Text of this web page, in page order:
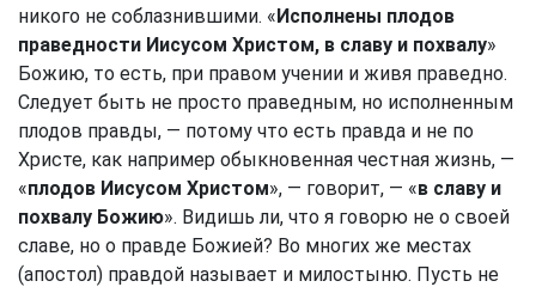
никого не соблазнившими. «Исполнены плодов
праведности Иисусом Христом, в славу и похвалу»
Божию, то есть, при правом учении и живя праведно.
Следует быть не просто праведным, но исполненным
плодов правды, — потому что есть правда и не по
Христе, как например обыкновенная честная жизнь, —
«плодов Иисусом Христом», — говорит, — «в славу и
похвалу Божию». Видишь ли, что я говорю не о своей
славе, но о правде Божией? Во многих же местах
(апостол) правдой называет и милостыню. Пусть не